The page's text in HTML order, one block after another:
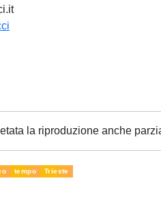
la riproduzione anche
tempo Trieste